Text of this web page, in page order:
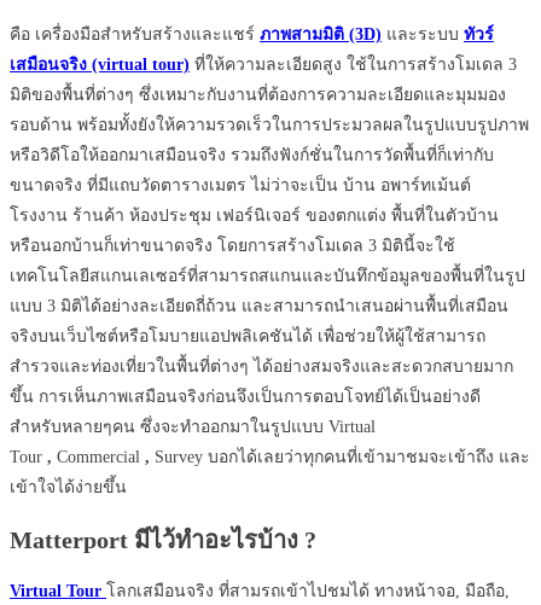
คือ เครื่องมือสำหรับสร้างและแชร์ ภาพสามมิติ (3D) และระบบ ทัวร์
เสมือนจริง (virtual tour) ที่ให้ความละเอียดสูง ใช้ในการสร้างโมเดล 3
มิติของพื้นที่ต่างๆ ซึ่งเหมาะกับงานที่ต้องการความละเอียดและมุมมอง
รอบด้าน พร้อมทั้งยังให้ความรวดเร็วในการประมวลผลในรูปแบบรูปภาพ
หรือวิดีโอให้ออกมาเสมือนจริง รวมถึงฟังก์ชั่นในการวัดพื้นที่ก็เท่ากับ
ขนาดจริง ที่มีแถบวัดตารางเมตร ไม่ว่าจะเป็น บ้าน อพาร์ทเม้นต์
โรงงาน ร้านค้า ห้องประชุม เฟอร์นิเจอร์ ของตกแต่ง พื้นที่ในตัวบ้าน
หรือนอกบ้านก็เท่าขนาดจริง โดยการสร้างโมเดล 3 มิตินี้จะใช้
เทคโนโลยีสแกนเลเซอร์ที่สามารถสแกนและบันทึกข้อมูลของพื้นที่ในรูป
แบบ 3 มิติได้อย่างละเอียดถี่ถ้วน และสามารถนำเสนอผ่านพื้นที่เสมือน
จริงบนเว็บไซต์หรือโมบายแอปพลิเคชันได้ เพื่อช่วยให้ผู้ใช้สามารถ
สำรวจและท่องเที่ยวในพื้นที่ต่างๆ ได้อย่างสมจริงและสะดวกสบายมาก
ขึ้น การเห็นภาพเสมือนจริงก่อนจึงเป็นการตอบโจทย์ได้เป็นอย่างดี
สำหรับหลายๆคน ซึ่งจะทำออกมาในรูปแบบ Virtual
Tour , Commercial , Survey บอกได้เลยว่าทุกคนที่เข้ามาชมจะเข้าถึง และ
เข้าใจได้ง่ายขึ้น
Matterport มีไว้ทำอะไรบ้าง ?
Virtual Tour โลกเสมือนจริง ที่สามรถเข้าไปชมได้ ทางหน้าจอ, มือถือ,